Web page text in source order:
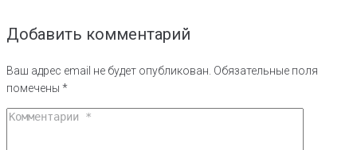
Добавить комментарий
Ваш адрес email не будет опубликован. Обязательные поля
помечены *